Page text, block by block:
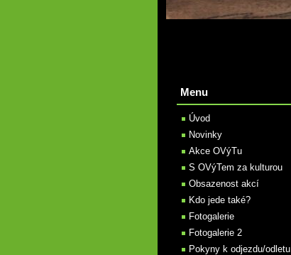
Menu
Úvod
Novinky
Akce OVýTu
S OVýTem za kulturou
Obsazenost akcí
Kdo jede také?
Fotogalerie
Fotogalerie 2
Pokyny k odjezdu/odletu